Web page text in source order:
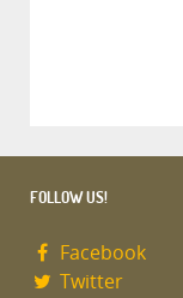
FOLLOW US!
Facebook
Twitter